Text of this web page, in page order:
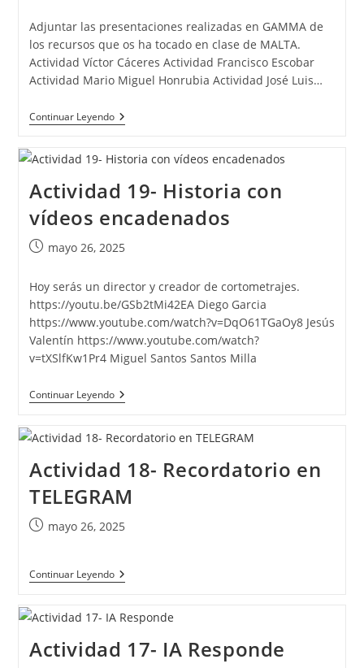
la
entrada:
Adjuntar las presentaciones realizadas en GAMMA de
los recursos que os ha tocado en clase de MALTA.
Actividad Víctor Cáceres Actividad Francisco Escobar
Actividad Mario Miguel Honrubia Actividad José Luis…
Continuar LeyendoActividad
20-
GAMMA
–
Recursos
De
Actividad 19- Historia con
vídeos encadenados
Publicación
la
entrada:
mayo 26, 2025
Hoy serás un director y creador de cortometrajes.
https://youtu.be/GSb2tMi42EA Diego Garcia
https://www.youtube.com/watch?v=DqO61TGaOy8 Jesús
Valentín https://www.youtube.com/watch?
v=tXSlfKw1Pr4 Miguel Santos Santos Milla
Continuar LeyendoActividad
19-
Con
Vídeos
Encadenados
Actividad 18- Recordatorio en
TELEGRAM
Publicación
entrada:
mayo 26, 2025
Continuar LeyendoActividad
18-
En
TELEGRAM
Actividad 17- IA Responde